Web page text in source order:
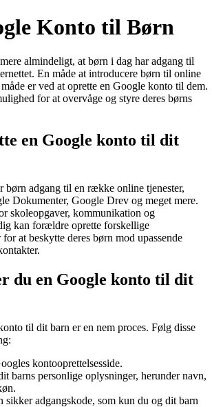
Konto til Børn
almindeligt, at børn i dag har adgang til
En måde at introducere børn til online
er ved at oprette en Google konto til dem.
for at overvåge og styre deres børns
en Google konto til dit
børn adgang til en række online tjenester,
Dokumenter, Google Drev og meget mere.
skoleopgaver, kommunikation og
kan forældre oprette forskellige
at beskytte deres børn mod upassende
du en Google konto til dit
til dit barn er en nem proces. Følg disse
kontooprettelsesside.
barns personlige oplysninger, herunder navn,
sikker adgangskode, som kun du og dit barn